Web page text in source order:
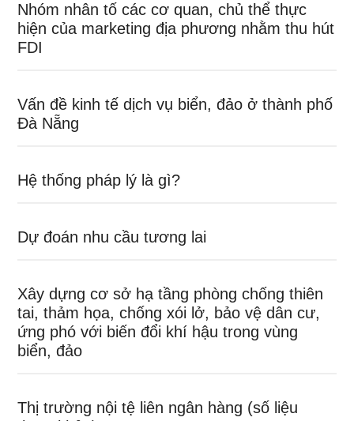
Nhóm nhân tố các cơ quan, chủ thể thực
hiện của marketing địa phương nhằm thu hút
FDI
Vấn đề kinh tế dịch vụ biển, đảo ở thành phố
Đà Nẵng
Hệ thống pháp lý là gì?
Dự đoán nhu cầu tương lai
Xây dựng cơ sở hạ tầng phòng chống thiên
tai, thảm họa, chống xói lở, bảo vệ dân cư,
ứng phó với biến đổi khí hậu trong vùng
biển, đảo
Thị trường nội tệ liên ngân hàng (số liệu